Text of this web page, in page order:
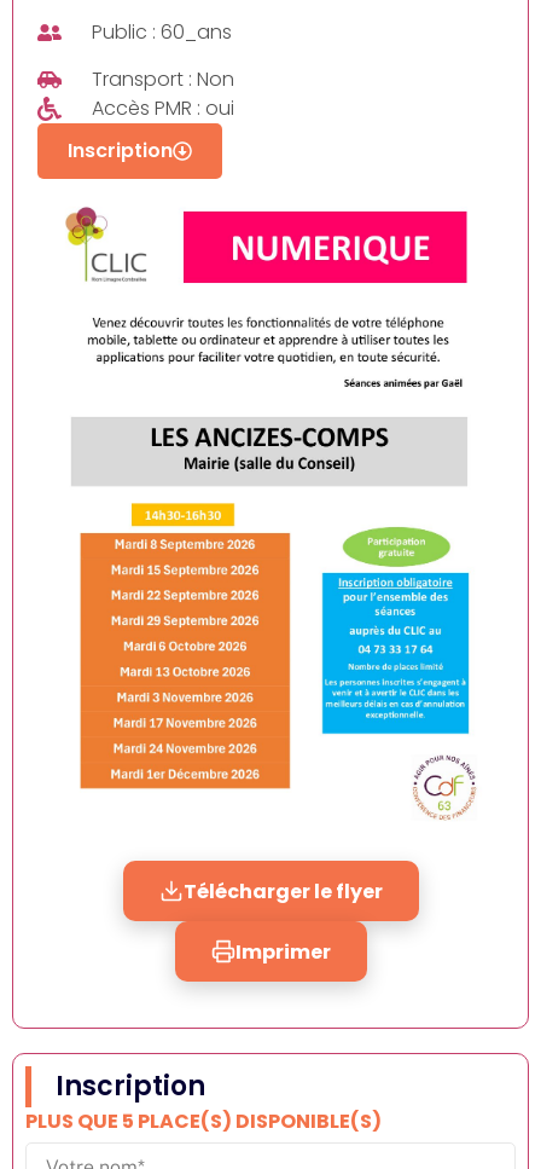
Public : 60_ans
Transport : Non
Accès PMR : oui
Inscription
Télécharger le flyer
Imprimer
Inscription
PLUS QUE 5 PLACE(S) DISPONIBLE(S)